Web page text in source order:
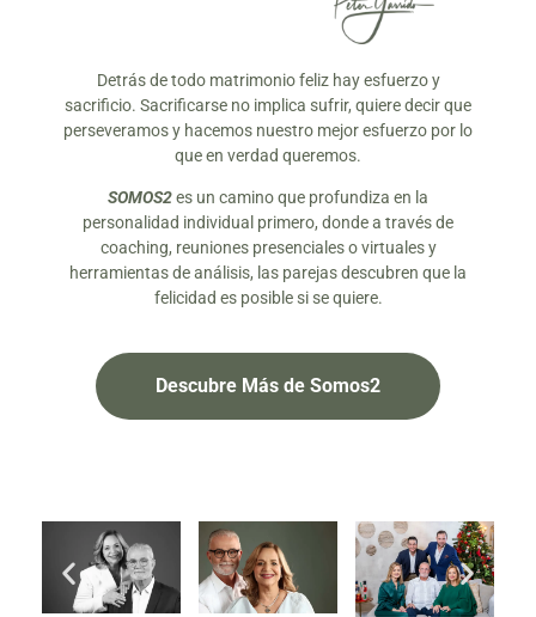
Detrás de todo matrimonio feliz hay esfuerzo y
sacrificio. Sacrificarse no implica sufrir, quiere decir que
perseveramos y hacemos nuestro mejor esfuerzo por lo
que en verdad queremos.
SOMOS2es un camino que profundiza en la
personalidad individual primero, donde a través de
coaching, reuniones presenciales o virtuales y
herramientas de análisis, las parejas descubren que la
felicidad es posible si se quiere.
Descubre Más de Somos2